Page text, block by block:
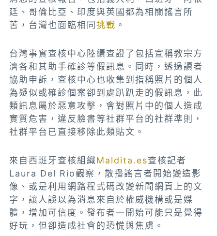
廷、哥倫比亞、印度與英國都為相關謠言所
苦，台灣也面臨相同挑戰 。
台灣事實查核中心陸續查證了包括宣稱教宗方
濟各和其助手確診等假訊息。同時，透過讀者
協助申訴，查核中心也收集到指稱照片的個人
為疑似或確診個案卻到處趴趴走的假訊息，此
類訊息屬於惡意攻擊，會對照片中的個人造成
實質危害，違反臉書等社群平台的社群準則，
社群平台已直接移除此類貼文。
來自西班牙查核組織Maldita.es查核記者
Laura Del Río觀察，散播謠言者開始變造影
像、或是利用網路程式碼改變新聞網頁上的文
字，讓人誤以為消息來自於權威機構或是媒
體，增加可信度。發布者一開始可能只是覺得
好玩，但卻造成社會的恐慌與焦慮。